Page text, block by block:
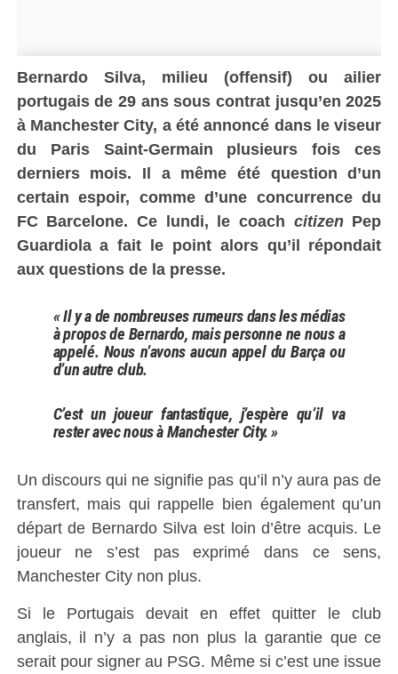
Bernardo Silva, milieu (offensif) ou ailier
portugais de 29 ans sous contrat jusqu’en 2025
à Manchester City, a été annoncé dans le viseur
du Paris Saint-Germain plusieurs fois ces
derniers mois. Il a même été question d’un
certain espoir, comme d’une concurrence du
FC Barcelone. Ce lundi, le coach citizen Pep
Guardiola a fait le point alors qu’il répondait
aux questions de la presse.
« Il y a de nombreuses rumeurs dans les médias
à propos de Bernardo, mais personne ne nous a
appelé. Nous n’avons aucun appel du Barça ou
d’un autre club.
C’est un joueur fantastique, j’espère qu’il va
rester avec nous à Manchester City. »
Un discours qui ne signifie pas qu’il n’y aura pas de
transfert, mais qui rappelle bien également qu’un
départ de Bernardo Silva est loin d’être acquis. Le
joueur ne s’est pas exprimé dans ce sens,
Manchester City non plus.
Si le Portugais devait en effet quitter le club
anglais, il n’y a pas non plus la garantie que ce
serait pour signer au PSG. Même si c’est une issue